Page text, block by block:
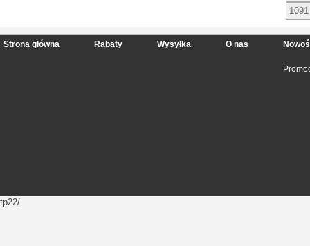
1091
Strona główna Rabaty Wysyłka O nas
tp22/